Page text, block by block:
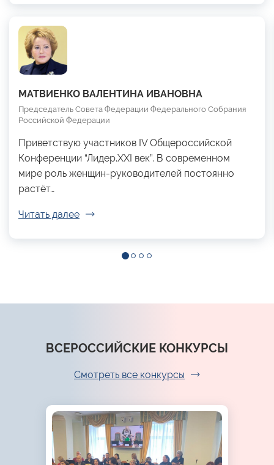
МАТВИЕНКО ВАЛЕНТИНА ИВАНОВНА
Председатель Совета Федерации Федерального Собрания
Российской Федерации
Приветствую участников IV Общероссийской
Конференции “Лидер.XXI век”. В современном
мире роль женщин-руководителей постоянно
растёт…
Читать далее
ВСЕРОССИЙСКИЕ КОНКУРСЫ
Смотреть все конкурсы